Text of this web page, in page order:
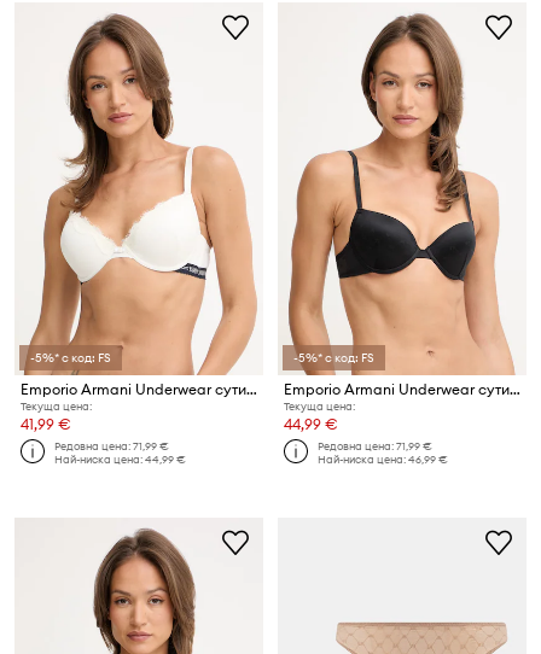
-5%* с код: FS
Emporio Armani Underwear сутиен
Текуща цена:
41,99 €
Редовна цена:71,99 €
Най-ниска цена:44,99 €
-5%* с код: FS
Emporio Armani Underwear сутиен
Текуща цена:
44,99 €
Редовна цена:71,99 €
Най-ниска цена:46,99 €